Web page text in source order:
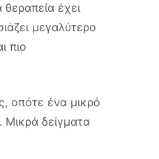
έχει
μεγαλύτερο
πιο
οπότε ένα μικρό
Μικρά δείγματα